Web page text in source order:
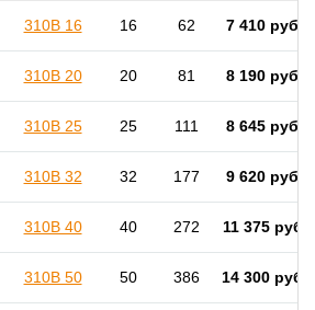
310B 16 16 62 7 410 руб.
310B 20 20 81 8 190 руб.
310B 25 25 111 8 645 руб.
310B 32 32 177 9 620 руб.
310B 40 40 272 11 375 руб.
310B 50 50 386 14 300 руб.